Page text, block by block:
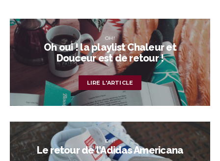
OH!
Oh oui ! la playlist Chaleur et
Douceur est de retour !
LIRE L'ARTICLE
OH!
Le retour de l’Adidas Americana